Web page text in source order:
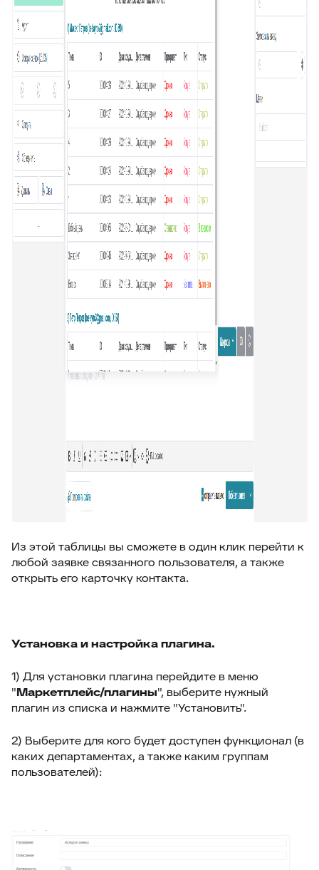
36Свернуть/развернуть цитирование
Предыдущие исполнители
38Подсвечивание текста
39Скрыть кнопки заявки
40
Запись меток из дополнительного поля
41
История заявок по полю заявки
42История заявок связанных контактов
43Дополнительная панель навигации в заявках
44
Наблюдатели
Подтверждение макроса
46Внешние ссылки
Внешние ссылки (омни)
Список подзаявок
Добавить автора ответа в метки
Выделение фейковой почты
Стоп-слова
Цвет фона выпадающего списка
Подсчёт кол-ва символов ответа
Оповещение про объединение заявок
Время ответа оператора с момента назначения
59Горячие клавиши
60 Клонирование дополнительных полей
63Чек-листы
65Интеграция с CloudPayments
66Яндекс переводчик
67
Закрепленные сообщения
68Цвет заявок в общем списке
Раскрыть ответ
71
Отчёт по аудиту (расширенные возможности)
72
Из этой таблицы вы сможете в один клик перейти к
любой заявке связанного пользователя, а также
открыть его карточку контакта.
Установка и настройка плагина.
1) Для установки плагина перейдите в меню
"Маркетплейс/плагины", выберите нужный
плагин из списка и нажмите "Установить".
2) Выберите для кого будет доступен функционал (в
каких департаментах, а также каким группам
пользователей):